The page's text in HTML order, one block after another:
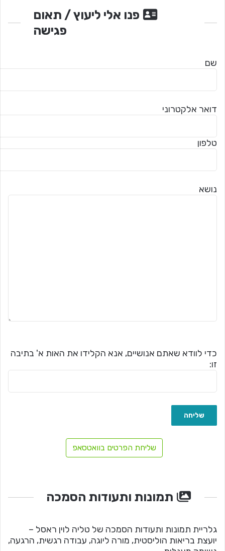
פנו אלי ליעוץ / תאום
פגישה
שם
דואר אלקטרוני
טלפון
נושא
כדי לוודא שאתם אנושיים, אנא הקלידו את האות א' בתיבה
זו:
שליחת הפרטים בוואטסאפ
תמונות ותעודות הסמכה
גלריית תמונות ותעודות הסמכה של טליה לוין ראסל –
יועצת בריאות הוליסטית, מורה ליוגה, עבודה רגשית, הרגעה,